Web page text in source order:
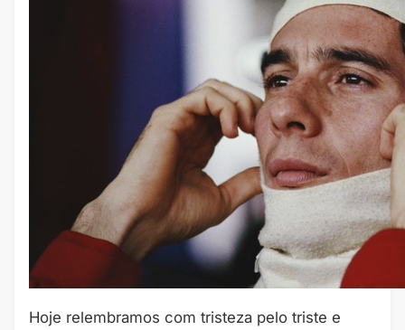
Hoje relembramos com tristeza pelo triste e